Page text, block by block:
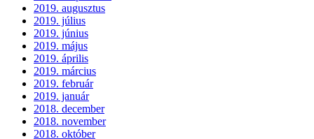
2019. augusztus
2019. július
2019. június
2019. május
2019. április
2019. március
2019. február
2019. január
2018. december
2018. november
2018. október